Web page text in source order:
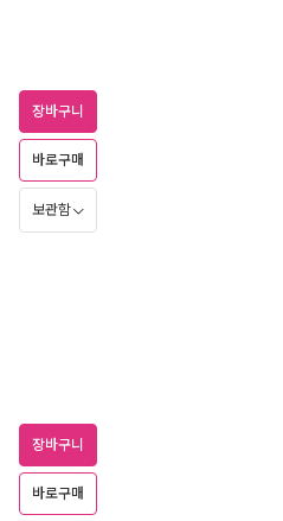
장바구니
바로구매
보관함
장바구니
바로구매